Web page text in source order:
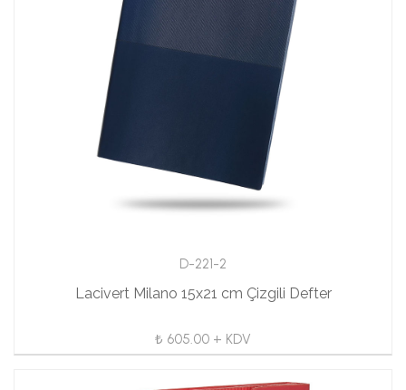
D-221-2
Lacivert Milano 15x21 cm Çizgili Defter
₺ 605.00 + KDV